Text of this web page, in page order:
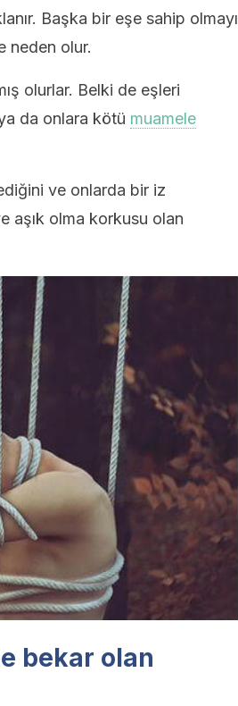
Başka bir eşe sahip olmayı
neden olur.
olurlar. Belki de eşleri
da onlara kötü muamele
ve onlarda bir iz
aşık olma korkusu olan
bekar olan